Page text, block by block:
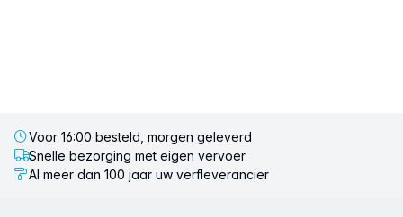
Voor 16:00 besteld, morgen geleverd
Snelle bezorging met eigen vervoer
Al meer dan 100 jaar uw verfleverancier